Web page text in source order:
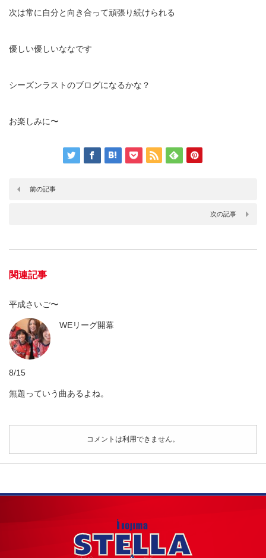
次は常に自分と向き合って頑張り続けられる
優しい優しいななです
シーズンラストのブログになるかな？
お楽しみに〜
前の記事
次の記事
関連記事
平成さいご〜
WEリーグ開幕
8/15
無題っていう曲あるよね。
コメントは利用できません。